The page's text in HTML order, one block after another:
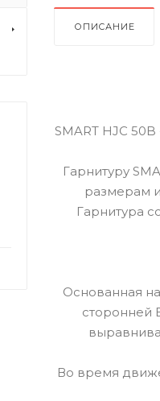
ОПИСАНИЕ
SMART HJC
Гарнитуру
размерам
Гарнитура
Основанная
сторонней
Во время